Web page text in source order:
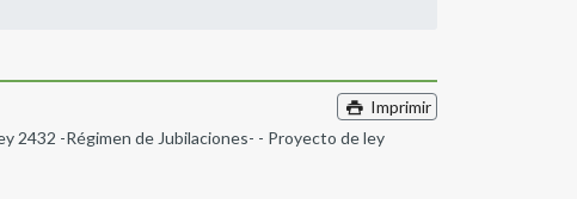
Imprimir
2432 -Régimen de Jubilaciones- - Proyecto de ley